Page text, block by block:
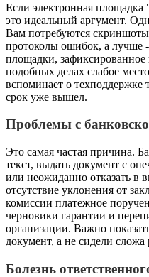
Если электронная площадка
это идеальный аргумент.
Вам потребуются
протоколы ошибок, а лучше
площадки,
подобных делах слабое
вспоминает о техподдержке
срок уже вышел.
Проблемы с
Это самая частая причина.
текст, выдать документ с
или неожиданно отказать в
отсутствие уклонения от
комиссии платежное
черновики гарантии и
организации. Важно
документ, а не сидели сложа
Болезнь